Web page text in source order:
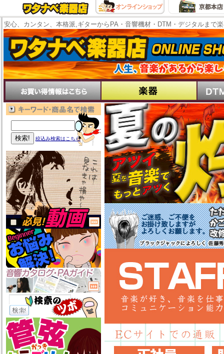
安心、カンタン、本格派,ギターからPA・音響機材・DTM・デジタルまで
絞込み検索はこちら